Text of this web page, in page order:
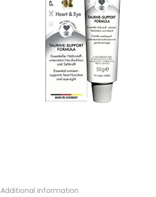
Additional information